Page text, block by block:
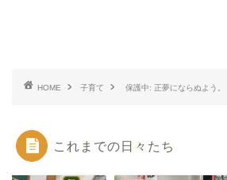
HOME 子育て 保護中: 正夢にならぬよう。
これまでの日々たち